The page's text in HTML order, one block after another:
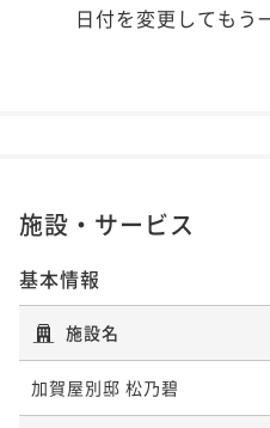
日付を変更してもう
施設・サービス
基本情報
施設名
加賀屋別邸 松乃碧